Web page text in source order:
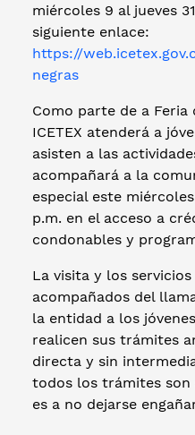
miércoles 9 al jueves
siguiente enlace:
https://
negras
Como parte de a Feria
ICETEX atenderá a
asisten a las
acompañará a la
especial este
p.m. en el acceso a
condonables y
La visita y los servicios
acompañados del
la entidad a los
realicen sus trámites
directa y sin
todos los trámites
es a no dejarse